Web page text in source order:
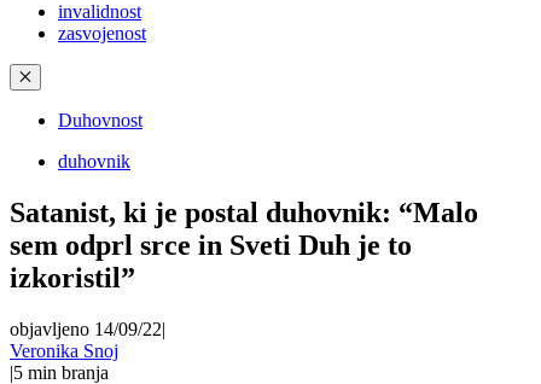
invalidnost
zasvojenost
✕
Duhovnost
duhovnik
Satanist, ki je postal duhovnik: “Malo
sem odprl srce in Sveti Duh je to
izkoristil”
objavljeno 14/09/22|
Veronika Snoj
|5 min branja